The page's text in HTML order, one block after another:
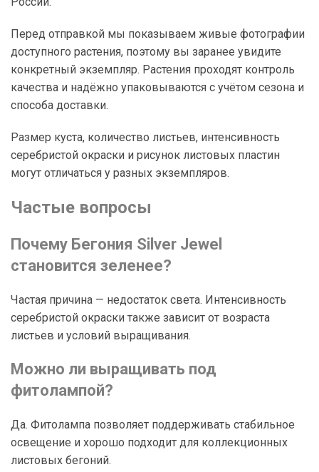
Перед отправкой мы показываем живые фотографии
доступного растения, поэтому вы заранее увидите
конкретный экземпляр. Растения проходят контроль
качества и надёжно упаковываются с учётом сезона и
способа доставки.
Размер куста, количество листьев, интенсивность
серебристой окраски и рисунок листовых пластин
могут отличаться у разных экземпляров.
Частые вопросы
Почему Бегония Silver Jewel
становится зеленее?
Частая причина — недостаток света. Интенсивность
серебристой окраски также зависит от возраста
листьев и условий выращивания.
Можно ли выращивать под
фитолампой?
Да. Фитолампа позволяет поддерживать стабильное
освещение и хорошо подходит для коллекционных
листовых бегоний.